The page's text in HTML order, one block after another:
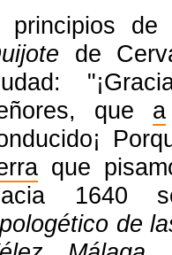
de
de
que a
que
1640
de